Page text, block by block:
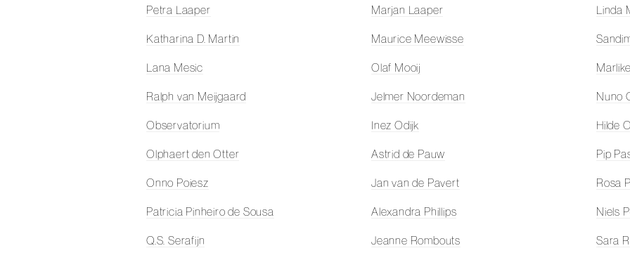
Petra Laaper Marjan Laaper Linda
Katharina D. Martin Maurice Meewisse
Lana Mesic Olaf Mooij
Ralph van Meijgaard Jelmer Noordeman Nuno
Observatorium Inez Odijk Hilde
Olphaert den Otter Astrid de Pauw Pip
Onno Poiesz Jan van de Pavert Rosa
Patricia Pinheiro de Sousa Alexandra Phillips Niels
Q.S. Serafijn Jeanne Rombouts Sara